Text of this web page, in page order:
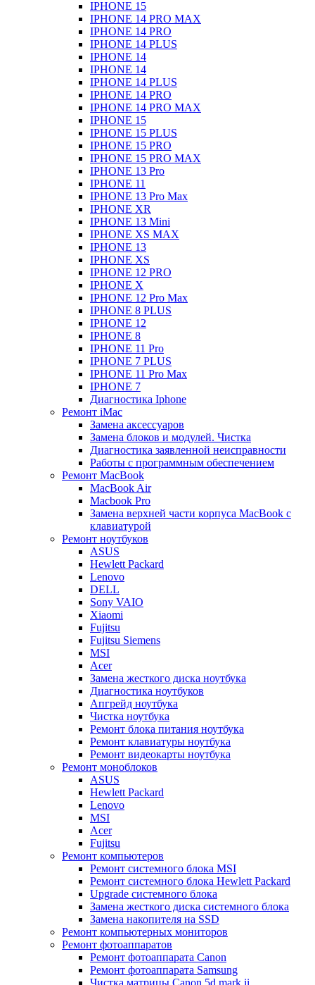
IPHONE 15
IPHONE 14 PRO MAX
IPHONE 14 PRO
IPHONE 14 PLUS
IPHONE 14
IPHONE 14
IPHONE 14 PLUS
IPHONE 14 PRO
IPHONE 14 PRO MAX
IPHONE 15
IPHONE 15 PLUS
IPHONE 15 PRO
IPHONE 15 PRO MAX
IPHONE 13 Pro
IPHONE 11
IPHONE 13 Pro Max
IPHONE XR
IPHONE 13 Mini
IPHONE XS MAX
IPHONE 13
IPHONE XS
IPHONE 12 PRO
IPHONE X
IPHONE 12 Pro Max
IPHONE 8 PLUS
IPHONE 12
IPHONE 8
IPHONE 11 Pro
IPHONE 7 PLUS
IPHONE 11 Pro Max
IPHONE 7
Диагностика Iphone
Ремонт iMac
Замена аксессуаров
Замена блоков и модулей. Чистка
Диагностика заявленной неисправности
Работы с программным обеспечением
Ремонт MacBook
MacBook Air
Macbook Pro
Замена верхней части корпуса MacBook с
клавиатурой
Ремонт ноутбуков
ASUS
Hewlett Packard
Lenovo
DELL
Sony VAIO
Xiaomi
Fujitsu
Fujitsu Siemens
MSI
Acer
Замена жесткого диска ноутбука
Диагностика ноутбуков
Апгрейд ноутбука
Чистка ноутбука
Ремонт блока питания ноутбука
Ремонт клавиатуры ноутбука
Ремонт видеокарты ноутбука
Ремонт моноблоков
ASUS
Hewlett Packard
Lenovo
MSI
Acer
Fujitsu
Ремонт компьютеров
Ремонт системного блока MSI
Ремонт системного блока Hewlett Packard
Upgrade системного блока
Замена жесткого диска системного блока
Замена накопителя на SSD
Ремонт компьютерных мониторов
Ремонт фотоаппаратов
Ремонт фотоаппарата Canon
Ремонт фотоаппарата Samsung
Чистка матрицы Canon 5d mark ii